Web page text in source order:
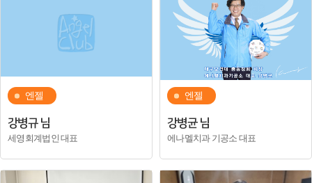
엔젤
강병규 님
세영회계법인 대표
엔젤
강병균 님
에나멜치과 기공소 대표